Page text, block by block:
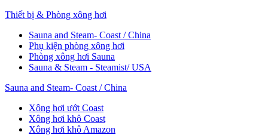
Thiết bị & Phòng xông hơi
Sauna and Steam- Coast / China
Phụ kiện phòng xông hơi
Phòng xông hơi Sauna
Sauna & Steam - Steamist/ USA
Sauna and Steam- Coast / China
Xông hơi ướt Coast
Xông hơi khô Coast
Xông hơi khô Amazon